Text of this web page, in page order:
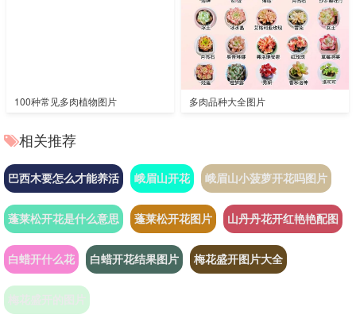
100种常见多肉植物图片 多肉品种大全图片
相关推荐
巴西木要怎么才能养活 峨眉山开花 峨眉山小菠萝开花吗图片
蓬莱松开花是什么意思 蓬莱松开花图片 山丹丹花开红艳艳配图
白蜡开什么花 白蜡开花结果图片 梅花盛开图片大全